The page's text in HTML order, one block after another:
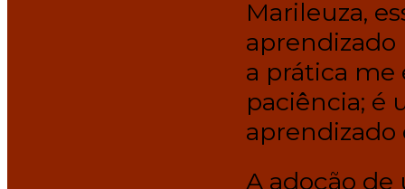
Marileuza,
aprendizado
a prática
paciência; é
aprendizado
A adoção